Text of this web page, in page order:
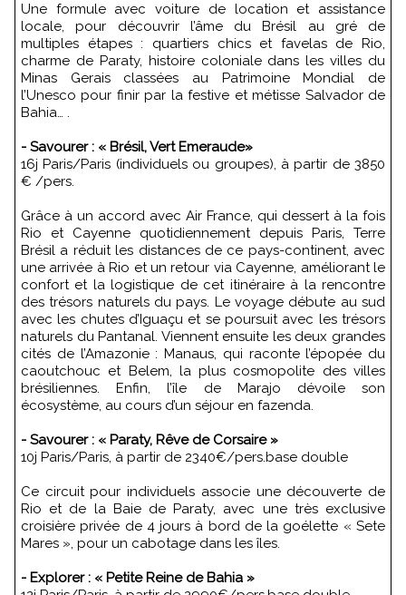
Une formule avec voiture de location et assistance
locale, pour découvrir l’âme du Brésil au gré de
multiples étapes : quartiers chics et favelas de Rio,
charme de Paraty, histoire coloniale dans les villes du
Minas Gerais classées au Patrimoine Mondial de
l’Unesco pour finir par la festive et métisse Salvador de
Bahia… .
- Savourer : « Brésil, Vert Emeraude»
16j Paris/Paris (individuels ou groupes), à partir de 3850
€ /pers.
Grâce à un accord avec Air France, qui dessert à la fois
Rio et Cayenne quotidiennement depuis Paris, Terre
Brésil a réduit les distances de ce pays-continent, avec
une arrivée à Rio et un retour via Cayenne, améliorant le
confort et la logistique de cet itinéraire à la rencontre
des trésors naturels du pays. Le voyage débute au sud
avec les chutes d’Iguaçu et se poursuit avec les trésors
naturels du Pantanal. Viennent ensuite les deux grandes
cités de l’Amazonie : Manaus, qui raconte l’épopée du
caoutchouc et Belem, la plus cosmopolite des villes
brésiliennes. Enfin, l’île de Marajo dévoile son
écosystème, au cours d’un séjour en fazenda.
- Savourer : « Paraty, Rêve de Corsaire »
10j Paris/Paris, à partir de 2340€/pers.base double
Ce circuit pour individuels associe une découverte de
Rio et de la Baie de Paraty, avec une très exclusive
croisière privée de 4 jours à bord de la goélette « Sete
Mares », pour un cabotage dans les îles.
- Explorer : « Petite Reine de Bahia »